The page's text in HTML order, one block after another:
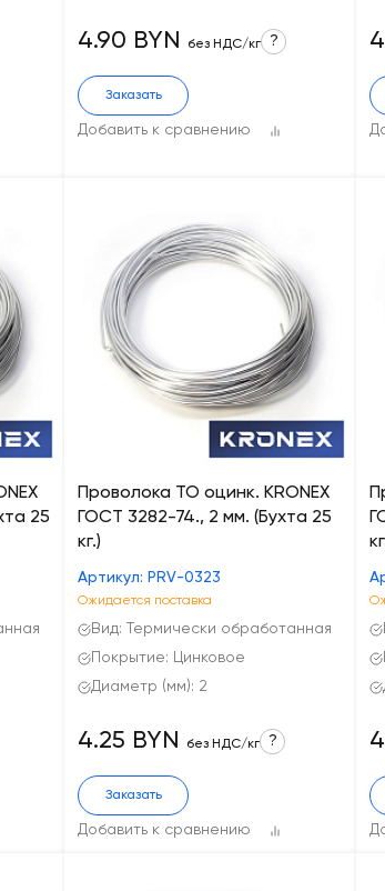
Добавить к сравнению
4.90 BYN без НДС/кг ?
Заказать
25
Проволока ТО оцинк. KRONEX
ГОСТ 3282-74., 2 мм. (Бухта 25
кг.)
Артикул: PRV-0323
Ожидается поставка
Вид: Термически обработанная
Покрытие: Цинковое
Диаметр (мм): 2
Добавить к сравнению
4.25 BYN без НДС/кг ?
Заказать